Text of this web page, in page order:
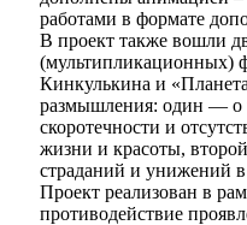
работами в формате
В проект также вошли
(мультипликационных)
Кинкулькина и
размышления: один — о
скоротечности и
жизни и красоты,
страданий и унижений
Проект реализован в
противодействие